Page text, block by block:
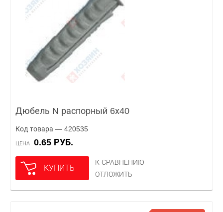
Дюбель N распорный 6х40
Код товара — 420535
ЦЕНА 0.65 РУБ.
КУПИТЬ
К СРАВНЕНИЮ
ОТЛОЖИТЬ